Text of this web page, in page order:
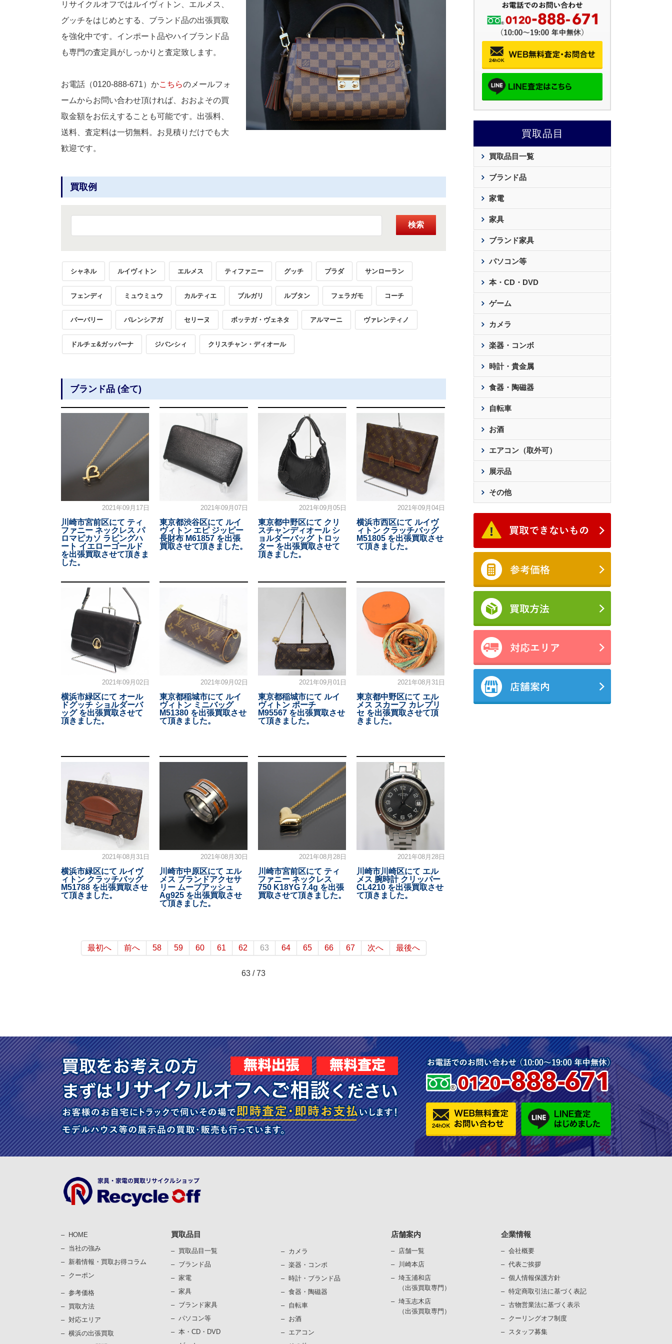
リサイクルオフではルイヴィトン、エルメス、
グッチをはじめとする、ブランド品の出張買取
を強化中です。インポート品やハイブランド品
も専門の査定員がしっかりと査定致します。
お電話（0120-888-671）かこちらのメールフォ
ームからお問い合わせ頂ければ、おおよその買
取金額をお伝えすることも可能です。出張料、
送料、査定料は一切無料。お見積りだけでも大
歓迎です。
買取例
検索
シャネル ルイヴィトン エルメス ティファニー グッチ プラダ サンローラン
フェンディ ミュウミュウ カルティエ ブルガリ ルブタン フェラガモ コーチ
バーバリー バレンシアガ セリーヌ ボッテガ・ヴェネタ アルマーニ ヴァレンティノ
ドルチェ&ガッバーナ ジバンシィ クリスチャン・ディオール
ブランド品 (全て)
2021年09月17日
川崎市宮前区にて ティ
ファニー ネックレス パ
ロマピカソ ラビングハ
ート イエローゴールド
を出張買取させて頂きま
した。
2021年09月07日
東京都渋谷区にて ルイ
ヴィトン エピ ジッピー
長財布 M61857 を出張
買取させて頂きました。
2021年09月05日
東京都中野区にて クリ
スチャンディオール シ
ョルダーバッグ トロッ
ター を出張買取させて
頂きました。
2021年09月04日
横浜市西区にて ルイヴ
ィトン クラッチバッグ
M51805 を出張買取させ
て頂きました。
2021年09月02日
横浜市緑区にて オール
ドグッチ ショルダーバ
ッグ を出張買取させて
頂きました。
2021年09月02日
東京都稲城市にて ルイ
ヴィトン ミニバッグ
M51380 を出張買取させ
て頂きました。
2021年09月01日
東京都稲城市にて ルイ
ヴィトン ポーチ
M95567 を出張買取させ
て頂きました。
2021年08月31日
東京都中野区にて エル
メス スカーフ カレプリ
セ を出張買取させて頂
きました。
2021年08月31日
横浜市緑区にて ルイヴ
ィトン クラッチバッグ
M51788 を出張買取させ
て頂きました。
2021年08月30日
川崎市中原区にて エル
メス ブランドアクセサ
リー ムーブアッシュ
Ag925 を出張買取させ
て頂きました。
2021年08月28日
川崎市宮前区にて ティ
ファニー ネックレス
750 K18YG 7.4g を出張
買取させて頂きました。
2021年08月28日
川崎市川崎区にて エル
メス 腕時計 クリッパー
CL4210 を出張買取させ
て頂きました。
最初へ 前へ 58 59 60 61 62 63 64 65 66 67 次へ 最後へ
63 / 73
買取品目
買取品目一覧
ブランド品
家電
家具
ブランド家具
パソコン等
本・CD・DVD
ゲーム
カメラ
楽器・コンボ
時計・貴金属
食器・陶磁器
自転車
お酒
エアコン（取外可）
展示品
その他
HOME
当社の強み
新着情報・買取お得コラム
クーポン
参考価格
買取⽅法
対応エリア
横浜の出張買取
買取品目
買取品目一覧
ブランド品
家電
家具
ブランド家具
パソコン等
本・CD・DVD
カメラ
楽器・コンポ
時計・ブランド品
⾷器・陶磁器
⾃転⾞
お酒
エアコン
店舗案内
店舗一覧
川崎本店
埼玉浦和店
（出張買取専門）
埼玉志木店
（出張買取専門）
企業情報
会社概要
代表ご挨拶
個⼈情報保護⽅針
特定商取引法に基づく表記
古物営業法に基づく表⽰
クーリングオフ制度
スタッフ募集